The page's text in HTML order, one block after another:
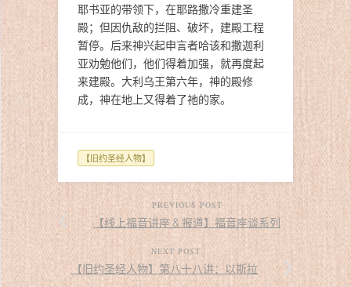
耶书亚的带领下，在耶路撒冷重建圣
殿；但因仇敌的拦阻、破坏，建殿工程
暂停。后来神兴起申言者哈该和撒迦利
亚劝勉他们，他们得着加强，就再度起
来建殿。大利乌王第六年，神的殿修
成，神在地上又得着了祂的家。
【旧约圣经人物】
PREVIOUS POST
【线上福音讲座 & 报道】福音座谈系列
NEXT POST
【旧约圣经人物】第八十八讲：以斯拉